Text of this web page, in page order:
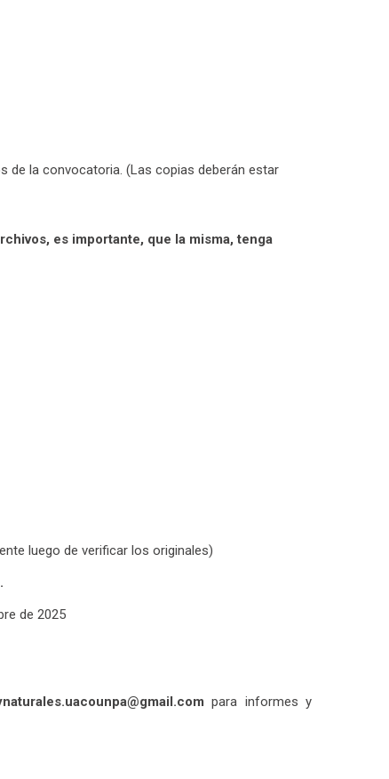
de la convocatoria. (Las copias deberán estar
es importante, que la misma, tenga
luego de verificar los originales)
de 2025
para informes y